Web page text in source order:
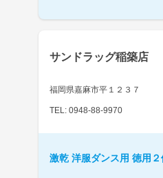
サンドラッグ稲築店
福岡県嘉麻市平１２３７
TEL: 0948-88-9970
激乾 洋服ダンス用 徳用２